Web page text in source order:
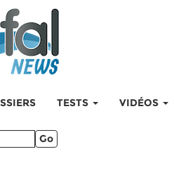
TESTS VIDÉOS
Go